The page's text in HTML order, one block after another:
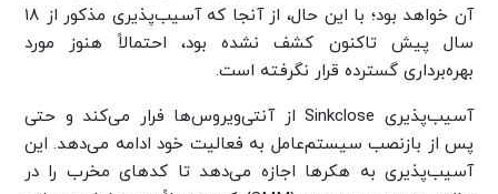
آن خواهد بود؛ با این حال، از آنجا که آسیب‌پذیری مذکور از ۱۸
سال پیش تاکنون کشف نشده بود، احتمالاً هنوز مورد
بهره‌برداری گسترده قرار نگرفته است.
آسیب‌پذیری Sinkclose از آنتی‌ویروس‌ها فرار می‌کند و حتی
پس از بازنصب سیستم‌عامل به فعالیت خود ادامه می‌دهد. این
آسیب‌پذیری به هکرها اجازه می‌دهد تا کدهای مخرب را در